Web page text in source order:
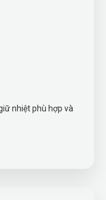
nhiệt phù hợp và